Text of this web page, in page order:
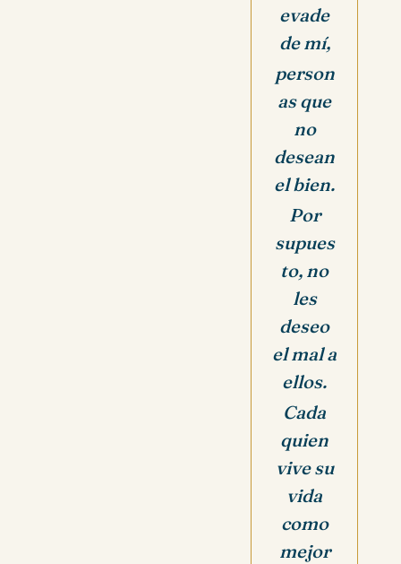
evade
de mí,
person
as que
no
desean
el bien.
Por
supues
to, no
les
deseo
el mal a
ellos.
Cada
quien
vive su
vida
como
mejor